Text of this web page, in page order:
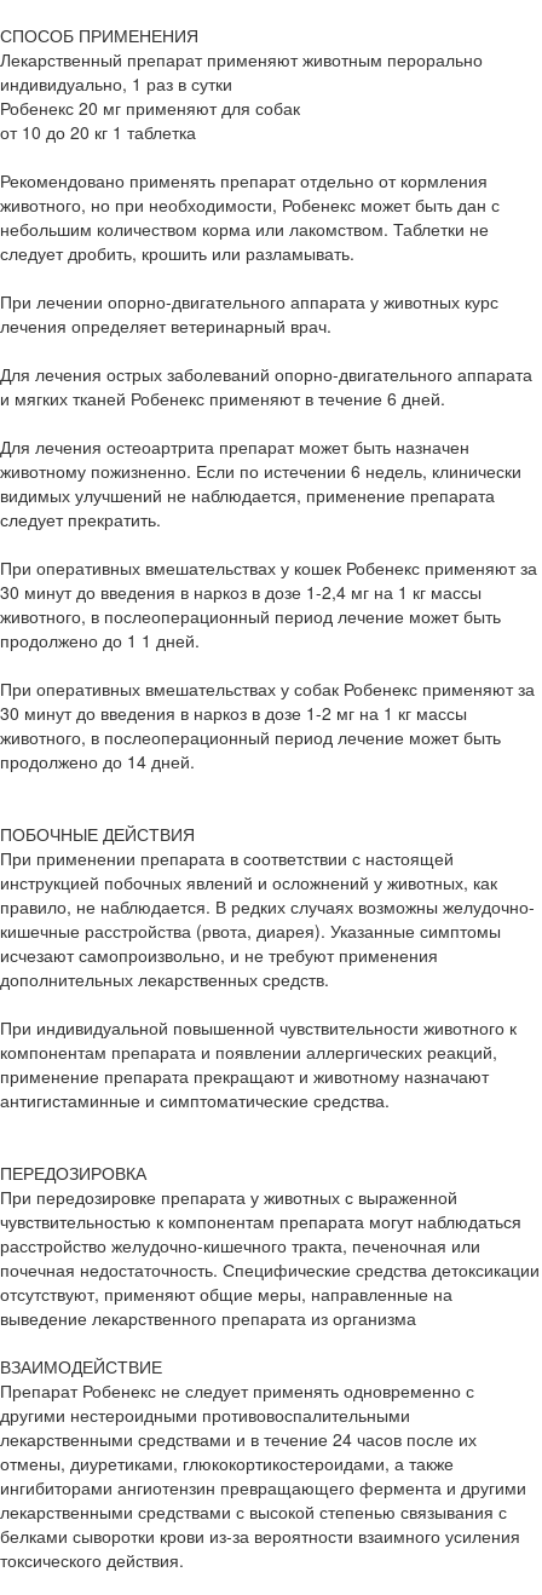
СПОСОБ ПРИМЕНЕНИЯ
Лекарственный препарат применяют животным перорально
индивидуально, 1 раз в сутки
Робенекс 20 мг применяют для собак
от 10 до 20 кг 1 таблетка
Рекомендовано применять препарат отдельно от кормления
животного, но при необходимости, Робенекс может быть дан с
небольшим количеством корма или лакомством. Таблетки не
следует дробить, крошить или разламывать.
При лечении опорно-двигательного аппарата у животных курс
лечения определяет ветеринарный врач.
Для лечения острых заболеваний опорно-двигательного аппарата
и мягких тканей Робенекс применяют в течение 6 дней.
Для лечения остеоартрита препарат может быть назначен
животному пожизненно. Если по истечении 6 недель, клинически
видимых улучшений не наблюдается, применение препарата
следует прекратить.
При оперативных вмешательствах у кошек Робенекс применяют за
30 минут до введения в наркоз в дозе 1-2,4 мг на 1 кг массы
животного, в послеоперационный период лечение может быть
продолжено до 1 1 дней.
При оперативных вмешательствах у собак Робенекс применяют за
30 минут до введения в наркоз в дозе 1-2 мг на 1 кг массы
животного, в послеоперационный период лечение может быть
продолжено до 14 дней.
ПОБОЧНЫЕ ДЕЙСТВИЯ
При применении препарата в соответствии с настоящей
инструкцией побочных явлений и осложнений у животных, как
правило, не наблюдается. В редких случаях возможны желудочно-
кишечные расстройства (рвота, диарея). Указанные симптомы
исчезают самопроизвольно, и не требуют применения
дополнительных лекарственных средств.
При индивидуальной повышенной чувствительности животного к
компонентам препарата и появлении аллергических реакций,
применение препарата прекращают и животному назначают
антигистаминные и симптоматические средства.
ПЕРЕДОЗИРОВКА
При передозировке препарата у животных с выраженной
чувствительностью к компонентам препарата могут наблюдаться
расстройство желудочно-кишечного тракта, печеночная или
почечная недостаточность. Специфические средства детоксикации
отсутствуют, применяют общие меры, направленные на
выведение лекарственного препарата из организма
ВЗАИМОДЕЙСТВИЕ
Препарат Робенекс не следует применять одновременно с
другими нестероидными противовоспалительными
лекарственными средствами и в течение 24 часов после их
отмены, диуретиками, глюкокортикостероидами, а также
ингибиторами ангиотензин превращающего фермента и другими
лекарственными средствами с высокой степенью связывания с
белками сыворотки крови из-за вероятности взаимного усиления
токсического действия.